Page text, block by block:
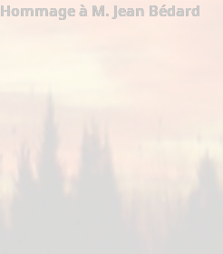
Hommage à M. Jean Bédard